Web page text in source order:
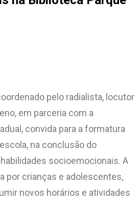
pelo radialista, locutor
em parceria com a
convida para a formatura
na conclusão do
socioemocionais. A
por crianças e adolescentes,
novos horários e atividades